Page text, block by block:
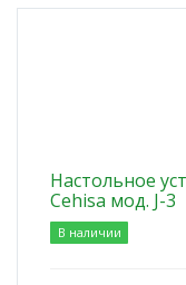
Настольное
Cehisa мод. J-3
В наличии